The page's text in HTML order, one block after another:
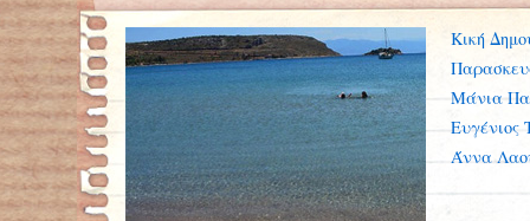
Κική
Μάνια
Ευγένιος
Άννα